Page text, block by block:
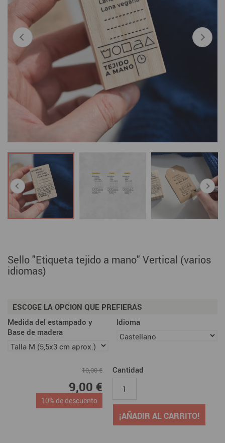
Sello "Etiqueta tejido a mano" Vertical (varios
idiomas)
ESCOGE LA OPCION QUE PREFIERAS
Medida del estampado y
Base de madera
Idioma
10,00 €
9,00 €
10% de descuento
Cantidad
¡AÑADIR AL CARRITO!